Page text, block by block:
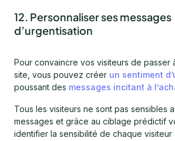
12. Personnaliser ses messages
d’urgentisation
Pour convaincre vos visiteurs de passer
site, vous pouvez créer un sentiment
poussant des messages incitant à
Tous les visiteurs ne sont pas sensibles
messages et grâce au ciblage prédictif
identifier la sensibilité de chaque visiteur